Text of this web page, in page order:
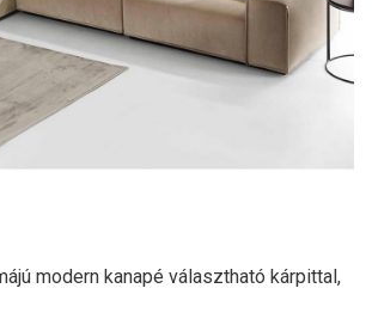
modern kanapé választható kárpittal,